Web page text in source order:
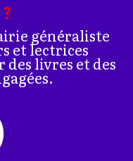
généraliste
et lectrices
des livres et des